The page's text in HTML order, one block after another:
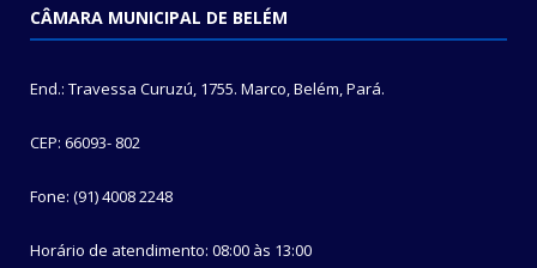
CÂMARA MUNICIPAL DE BELÉM
End.: Travessa Curuzú, 1755. Marco, Belém, Pará.
CEP: 66093- 802
Fone: (91) 4008 2248
Horário de atendimento: 08:00 às 13:00